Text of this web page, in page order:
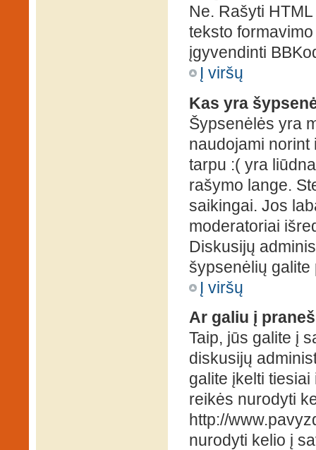
Ne. Rašyti
teksto
įgyvendinti
Į viršų
Kas yra
Šypsenėlės yra
naudojami norint
tarpu :( yra
rašymo lange.
saikingai. Jos
moderatoriai
Diskusijų
šypsenėlių galite
Į viršų
Ar galiu į
Taip, jūs galite į
diskusijų
galite įkelti
reikės nurodyti
http://
nurodyti kelio į